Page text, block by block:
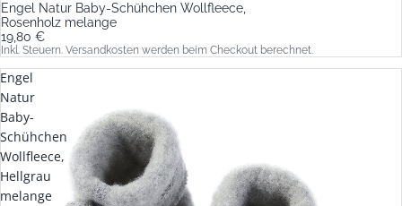
Engel Natur Baby-Schühchen Wollfleece,
Rosenholz melange
19,80 €
Inkl. Steuern. Versandkosten werden beim Checkout berechnet.
Engel
Natur
Baby-
Schühchen
Wollfleece,
Hellgrau
melange